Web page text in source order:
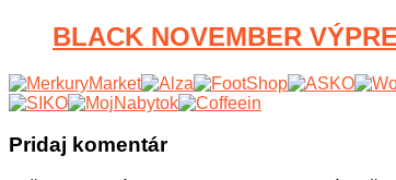
BLACK NOVEMBER
Pridaj komentár